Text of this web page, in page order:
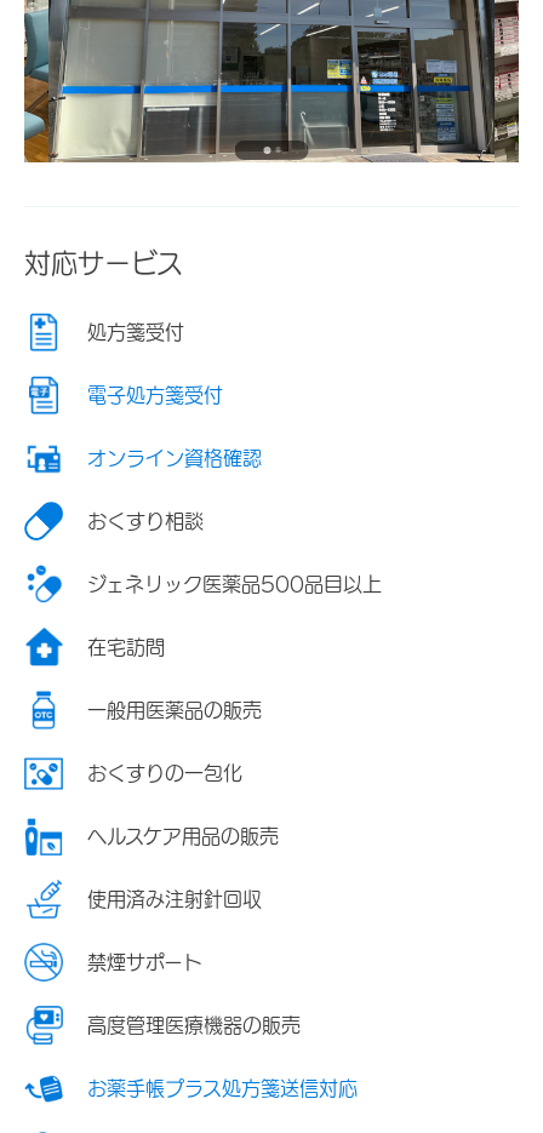
対応サービス
処方箋受付
電子処方箋受付
オンライン資格確認
おくすり相談
ジェネリック医薬品500品目以上
在宅訪問
一般用医薬品の販売
おくすりの一包化
ヘルスケア用品の販売
使用済み注射針回収
禁煙サポート
高度管理医療機器の販売
お薬手帳プラス処方箋送信対応